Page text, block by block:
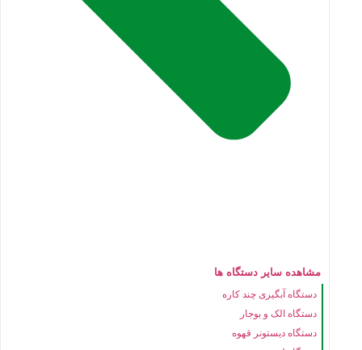
مشاهده سایر دستگاه ها
دستگاه آبگیری چند کاره
دستگاه الک و بوجار
دستگاه دیستونر قهوه